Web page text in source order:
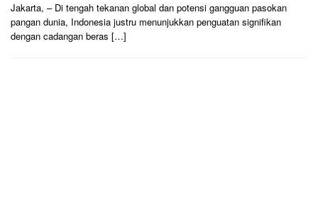
Jakarta, – Di tengah tekanan global dan potensi gangguan pasokan
pangan dunia, Indonesia justru menunjukkan penguatan signifikan
dengan cadangan beras […]